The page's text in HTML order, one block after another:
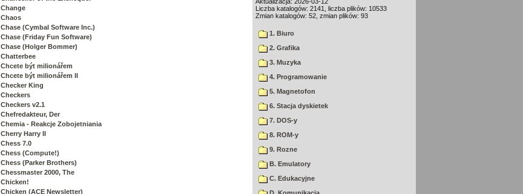
Change
Chaos
Chase (Cymbal Software Inc.)
Chase (Friday Fun Software)
Chase (Holger Bommer)
Chatterbee
Chcete být milionářem
Chcete být milionářem II
Checker King
Checkers
Checkers v2.1
Chefredakteur, Der
Chemia - Reakcje Zobojetniania
Cherry Harry II
Chess 7.0
Chess (Compute!)
Chess (Parker Brothers)
Chessmaster 2000, The
Chicken!
Chicken (ACE Newsletter)
Liczba katalogów: 2141, liczba plików: 10533
Zmian katalogów: 52, zmian plików: 93
1. Biuro
2. Grafika
3. Muzyka
4. Programowanie
5. Magnetofon
6. Stacja dyskietek
7. DOS-y
8. ROM-y
9. Rozne
B. Emulatory
C. Edukacyjne